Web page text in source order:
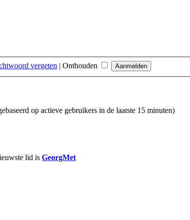
vergeten | Onthouden
op actieve gebruikers in de laatste 15 minuten)
lid is GeorgMet